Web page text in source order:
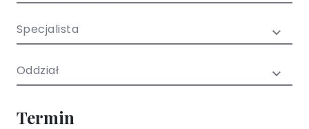
młodzieży
Specjalista
Oddział
Termin